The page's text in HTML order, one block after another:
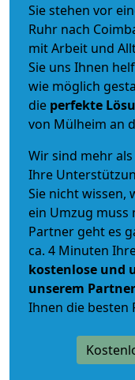
Sie stehen vor
Ruhr nach
mit Arbeit und
Sie uns Ihnen
wie möglich
die perfekte
von Mülheim an
Wir sind mehr
Ihre
Sie nicht wissen,
ein Umzug muss
Partner geht es
ca. 4 Minuten
kostenlose und
unserem
Ihnen die besten